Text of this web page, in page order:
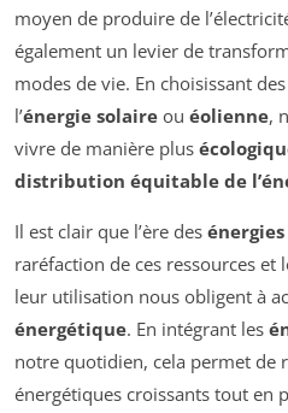
moyen de produire de
également un levier de
modes de vie. En choisissant
l’énergie solaire ou éolienne,
vivre de manière plus
distribution équitable de
Il est clair que l’ère des
raréfaction de ces ressources et
leur utilisation nous obligent à
énergétique. En intégrant les
notre quotidien, cela permet de
énergétiques croissants tout en